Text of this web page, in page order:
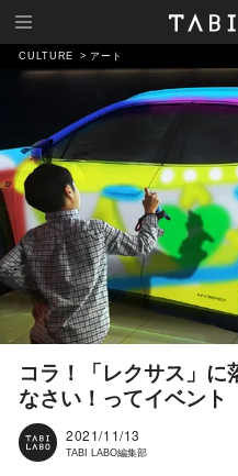
CULTURE アート
コラ！「レクサス」
なさい！ってイベント
2021/11/13
TABI LABO編集部